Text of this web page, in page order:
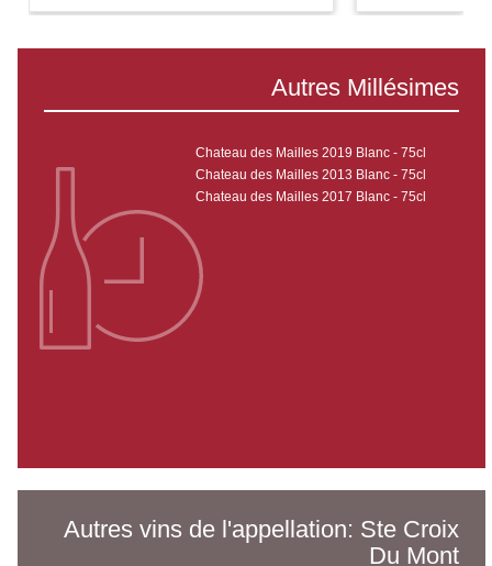
Autres Millésimes
Chateau des Mailles 2019 Blanc - 75cl
Chateau des Mailles 2013 Blanc - 75cl
Chateau des Mailles 2017 Blanc - 75cl
Autres vins de l'appellation: Ste Croix
Du Mont